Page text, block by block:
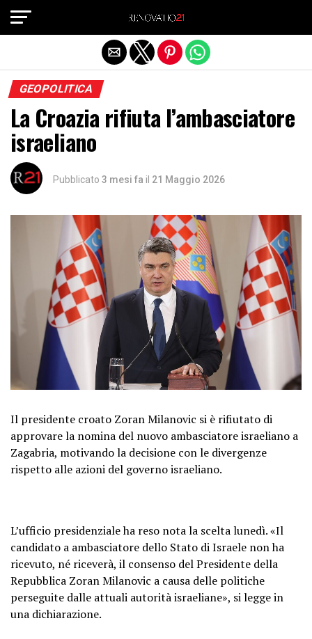
GEOPOLITICA
La Croazia rifiuta l’ambasciatore
israeliano
Pubblicato 3 mesi fa il 21 Maggio 2026
Il presidente croato Zoran Milanovic si è rifiutato di
approvare la nomina del nuovo ambasciatore israeliano a
Zagabria, motivando la decisione con le divergenze
rispetto alle azioni del governo israeliano.
L’ufficio presidenziale ha reso nota la scelta lunedì. «Il
candidato a ambasciatore dello Stato di Israele non ha
ricevuto, né riceverà, il consenso del Presidente della
Repubblica Zoran Milanovic a causa delle politiche
perseguite dalle attuali autorità israeliane», si legge in
una dichiarazione.
Exit mobile version